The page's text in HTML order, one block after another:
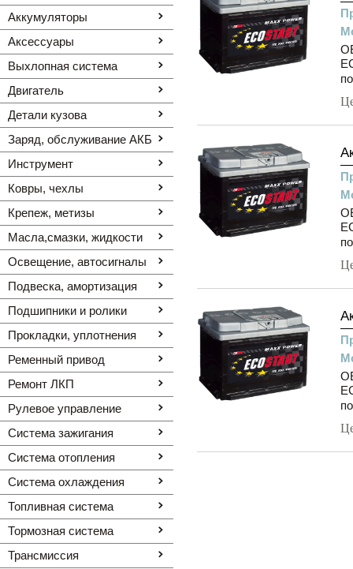
Аккумуляторы
Аксессуары
Выхлопная система
Двигатель
Детали кузова
Заряд, обслуживание АКБ
Инструмент
Ковры, чехлы
Крепеж, метизы
Масла,смазки, жидкости
Освещение, автоcигналы
Подвеска, амортизация
Подшипники и ролики
Прокладки, уплотнения
Ременный привод
Ремонт ЛКП
Рулевое управление
Система зажигания
Система отопления
Система охлаждения
Топливная система
Тормозная система
Трансмиссия